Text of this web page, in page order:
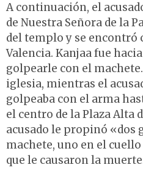
A continuación, el
de Nuestra Señora de la
del templo y se encontró
Valencia. Kanjaa fue
golpearle con el
iglesia, mientras el
golpeaba con el arma
el centro de la Plaza Alta
acusado le propinó «dos
machete, uno en el
que le causaron la